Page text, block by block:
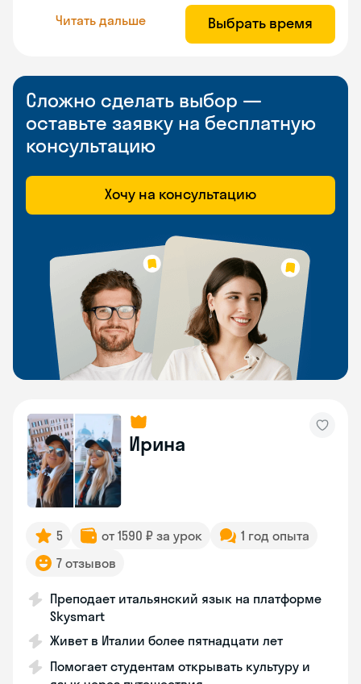
Читать дальше Выбрать время
Сложно сделать выбор —
оставьте заявку на бесплатную
консультацию
Хочу на консультацию
Ирина
5 от 1590 ₽ за урок
1 год опыта
7 отзывов
Преподает итальянский язык на платформе
Skysmart
Живет в Италии более пятнадцати лет
Помогает студентам открывать культуру и